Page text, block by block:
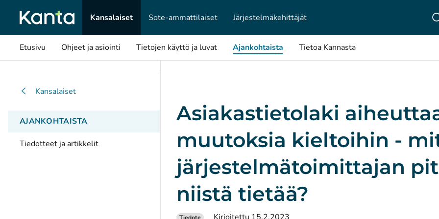
Kansalaiset
Sote-ammattilaiset Järjestelmä­kehittäjät
Etusivu Ohjeet ja asiointi Tietojen käyttö ja luvat Ajankohtaista Tietoa Kannasta
Kansalaiset
AJANKOHTAISTA
Tiedotteet ja artikkelit
Asiakastietolaki
muutoksia kieltoihin -
järjestelmätoimittajan
niistä tietää?